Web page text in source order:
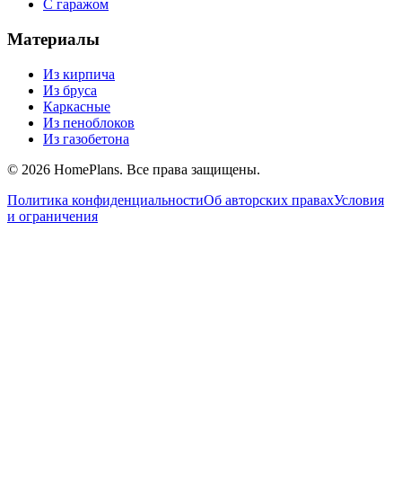
С гаражом
Материалы
Из кирпича
Из бруса
Каркасные
Из пеноблоков
Из газобетона
© 2026 HomePlans. Все права защищены.
Политика конфиденциальностиОб авторских правахУсловия
и ограничения